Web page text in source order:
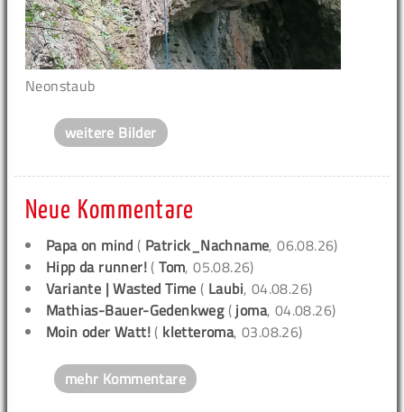
Neonstaub
weitere Bilder
Neue Kommentare
Papa on mind ( Patrick_Nachname, 06.08.26)
Hipp da runner! (Tom, 05.08.26)
Variante | Wasted Time ( Laubi, 04.08.26)
Mathias-Bauer-Gedenkweg( joma, 04.08.26)
Moin oder Watt! ( kletteroma, 03.08.26)
mehr Kommentare